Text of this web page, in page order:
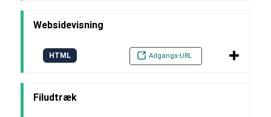
Websidevisning
HTML Adgangs-URL
Filudtræk